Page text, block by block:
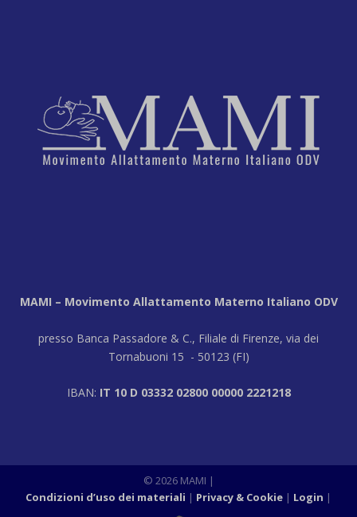
MAMI – Movimento Allattamento Materno Italiano ODV
presso Banca Passadore & C., Filiale di Firenze, via dei
Tornabuoni 15 - 50123 (FI)
IBAN: IT 10 D 03332 02800 00000 2221218
© 2026 MAMI |
Condizioni d’uso dei materiali
Privacy & Cookie Login |